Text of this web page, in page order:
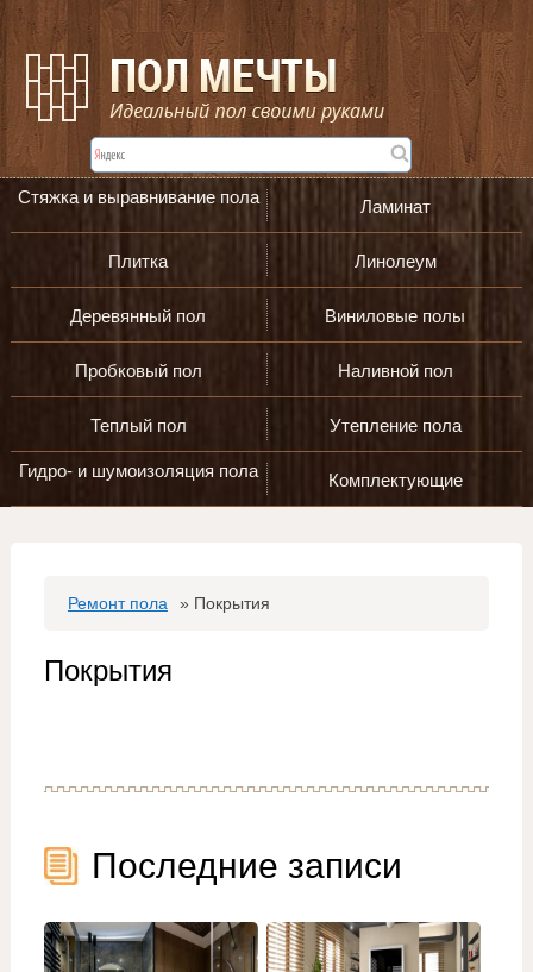
Стяжка и выравнивание пола Ламинат
Плитка Линолеум
Деревянный пол Виниловые полы
Пробковый пол Наливной пол
Теплый пол Утепление пола
Гидро- и шумоизоляция пола Комплектующие
Ремонт пола » Покрытия
Покрытия
Последние записи